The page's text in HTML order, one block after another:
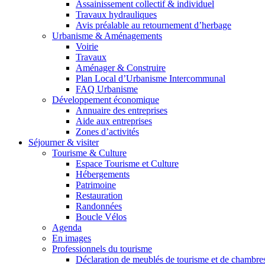
Assainissement collectif & individuel
Travaux hydrauliques
Avis préalable au retournement d’herbage
Urbanisme & Aménagements
Voirie
Travaux
Aménager & Construire
Plan Local d’Urbanisme Intercommunal
FAQ Urbanisme
Développement économique
Annuaire des entreprises
Aide aux entreprises
Zones d’activités
Séjourner & visiter
Tourisme & Culture
Espace Tourisme et Culture
Hébergements
Patrimoine
Restauration
Randonnées
Boucle Vélos
Agenda
En images
Professionnels du tourisme
Déclaration de meublés de tourisme et de